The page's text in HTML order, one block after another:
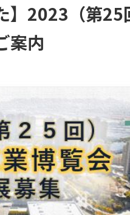
】2023（第25
案内